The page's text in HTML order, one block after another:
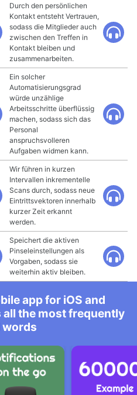
Durch den persönlichen
Kontakt entsteht Vertrauen,
sodass die Mitglieder auch
zwischen den Treffen in
Kontakt bleiben und
zusammenarbeiten.
Ein solcher
Automatisierungsgrad
würde unzählige
Arbeitsschritte überflüssig
machen, sodass sich das
Personal
anspruchsvolleren
Aufgaben widmen kann.
Wir führen in kurzen
Intervallen inkrementelle
Scans durch, sodass neue
Eintrittsvektoren innerhalb
kurzer Zeit erkannt
werden.
Speichert die aktiven
Pinseleinstellungen als
Vorgaben, sodass sie
weiterhin aktiv bleiben.
app for iOS and
the most frequently
words